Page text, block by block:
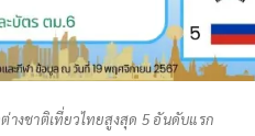
างชาติเที่ยวไทยสูงสุด 5 อันดับแรก